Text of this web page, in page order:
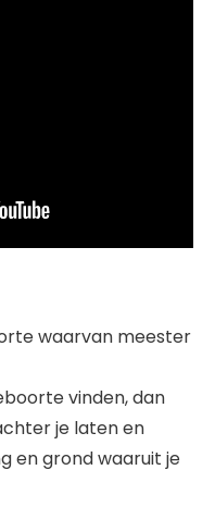
waarvan meester
vinden, dan
je laten en
en grond waaruit je